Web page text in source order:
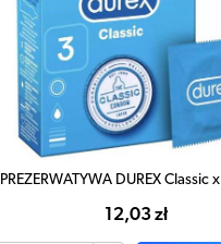
PREZERWATYWA DUREX Classic
12,03 zł